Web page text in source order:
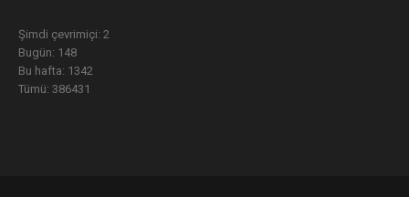
Şimdi çevrimiçi: 2
Bugün: 148
Bu hafta: 1342
Tümü: 386431